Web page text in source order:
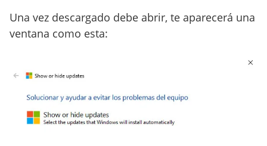
Una vez descargado debe abrir, te aparecerá una
ventana como esta: